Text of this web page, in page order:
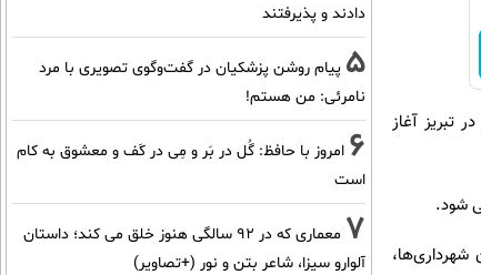
طرح زوج و فرد در این کلانشهر اظهار داشت: طرح زوج و فرد از ‌۱۵ مهر ‌در تبریز آغاز
شود.
هسته مرکزی این کلانشهر نیز گفت: بر اساس ماده ۵۵ قانون شهرداری‌ها،
دادند و پذیرفتند
5 پیام روشن پزشکیان در گفت‌و‌گوی تصویری با مرد
نامرئی: من هستم!
6 امروز با حافظ: گُل در بَر و مِی در کَف و معشوق به کام
است
7
معماری که در 92 سالگی هنوز خلق می کند؛ داستان
آلوارو سیزا، شاعر بتن و نور (+تصاویر)